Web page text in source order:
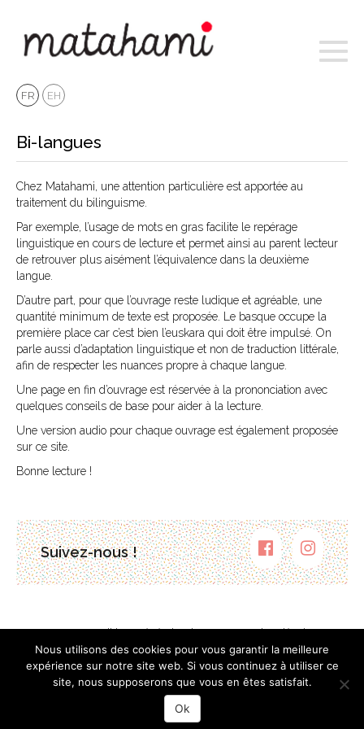
FR EH
Bi-langues
Chez Matahami, une attention particulière est apportée au
traitement du bilinguisme.
Par exemple, l’usage de mots en gras facilite le repérage
linguistique en cours de lecture et permet ainsi au parent lecteur
de retrouver plus aisément l’équivalence dans la deuxième
langue.
D’autre part, pour que l’ouvrage reste ludique et agréable, une
quantité minimum de texte est proposée. Le basque occupe la
première place car c’est bien l’euskara qui doit être impulsé. On
parle aussi d’adaptation linguistique et non de traduction littérale,
afin de respecter les nuances propre à chaque langue.
Une page en fin d’ouvrage est réservée à la prononciation avec
quelques conseils de base pour aider à la lecture.
Une version audio pour chaque ouvrage est également proposée
sur ce site.
Bonne lecture !
Suivez-nous !
Contact Conditions générales de vente
Mentions légales
Plan du site
Nous utilisons des cookies pour vous garantir la meilleure
expérience sur notre site web. Si vous continuez à utiliser ce
site, nous supposerons que vous en êtes satisfait.
Ok